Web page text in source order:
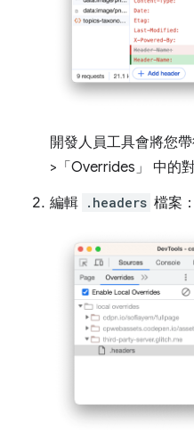
開發人員工具會將您帶
>「Overrides」
中的
編輯 .headers 檔案：